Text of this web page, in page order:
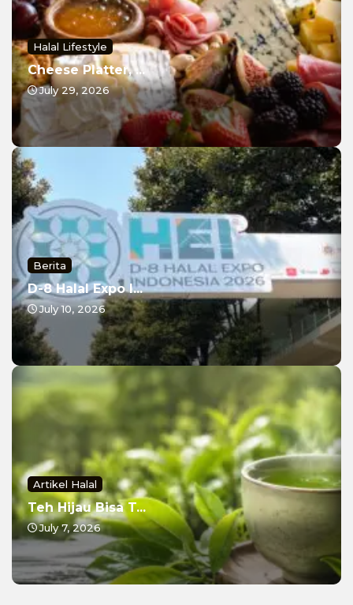
Halal Lifestyle
Cheese Platter, ...
July 29, 2026
Berita
D-8 Halal Expo I...
July 10, 2026
Artikel Halal
Teh Hijau Bisa T...
July 7, 2026